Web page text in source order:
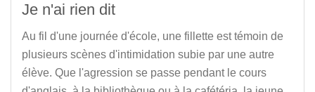
Je n'ai rien dit
Au fil d'une journée d'école, une fillette est témoin de
plusieurs scènes d'intimidation subie par une autre
élève. Que l'agression se passe pendant le cours